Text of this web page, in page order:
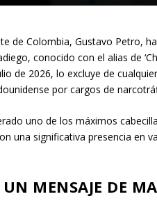
de Colombia, Gustavo Petro,
conocido con el alias de
de 2026, lo excluye de
por cargos de
uno de los máximos
una significativa presencia en
MENSAJE DE